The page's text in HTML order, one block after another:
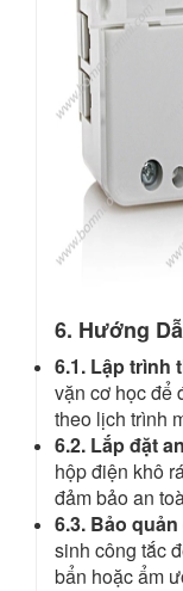
6. Hướng
6.1. Lập trình
vặn cơ học để
theo lịch trình
6.2. Lắp đặt
hộp điện khô
đảm bảo an
6.3. Bảo
sinh công tắc
bẩn hoặc ẩm